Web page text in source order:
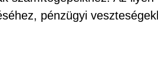
pénzügyi